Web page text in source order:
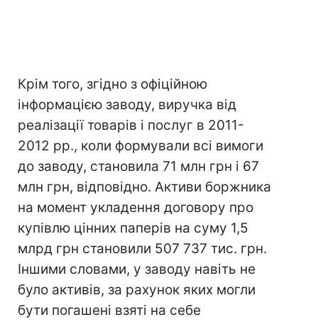
Крім того, згідно з офіційною
інформацією заводу, виручка від
реалізації товарів і послуг в 2011-
2012 рр., коли формували всі вимоги
до заводу, становила 71 млн грн і 67
млн грн, відповідно. Активи боржника
на момент укладення договору про
купівлю цінних паперів на суму 1,5
млрд грн становили 507 737 тис. грн.
Іншими словами, у заводу навіть не
було активів, за рахунок яких могли
бути погашені взяті на себе